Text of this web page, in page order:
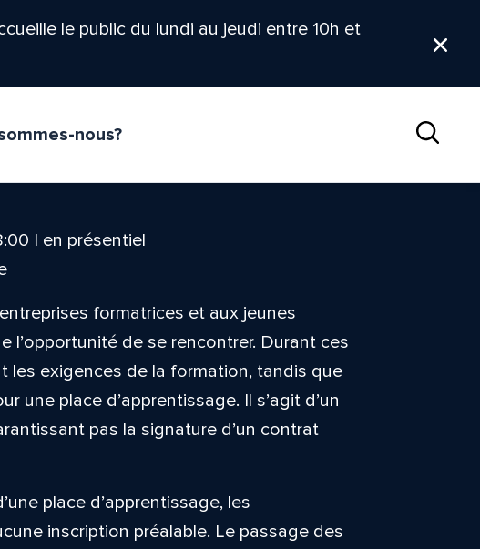
le public du lundi au jeudi entre 10h et
nous?
| en présentiel
formatrices et aux jeunes
l’opportunité de se rencontrer. Durant ces
les exigences de la formation, tandis que
une place d’apprentissage. Il s’agit d’un
pas la signature d’un contrat
place d’apprentissage, les
inscription préalable. Le passage des